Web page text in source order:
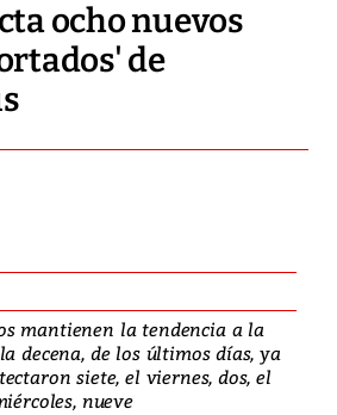
ocho nuevos
de
mantienen la tendencia a la
decena, de los últimos días, ya
siete, el viernes, dos, el
nueve